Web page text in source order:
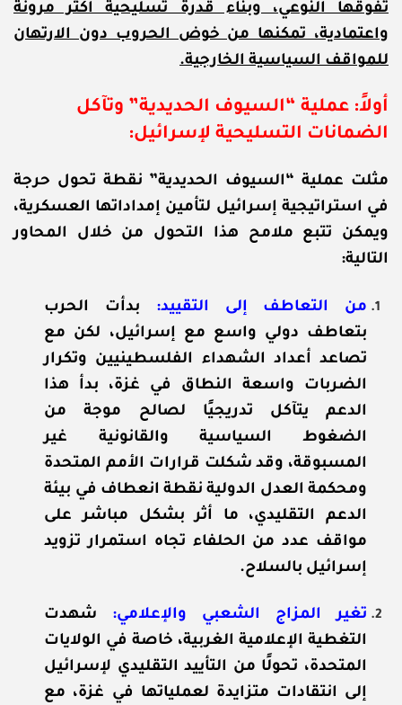
تفوقها النوعي، وبناء قدرة تسليحية أكثر مرونة
واعتمادية، تمكنها من خوض الحروب دون الارتهان
للمواقف السياسية الخارجية.
أولاً: عملية “السيوف الحديدية” وتآكل
الضمانات التسليحية لإسرائيل:
مثلت عملية “السيوف الحديدية” نقطة تحول حرجة
في استراتيجية إسرائيل لتأمين إمداداتها العسكرية،
ويمكن تتبع ملامح هذا التحول من خلال المحاور
التالية:
من التعاطف إلى التقييد: بدأت الحرب
بتعاطف دولي واسع مع إسرائيل، لكن مع
تصاعد أعداد الشهداء الفلسطينيين وتكرار
الضربات واسعة النطاق في غزة، بدأ هذا
الدعم يتآكل تدريجيًا لصالح موجة من
الضغوط السياسية والقانونية غير
المسبوقة، وقد شكلت قرارات الأمم المتحدة
ومحكمة العدل الدولية نقطة انعطاف في بيئة
الدعم التقليدي، ما أثر بشكل مباشر على
مواقف عدد من الحلفاء تجاه استمرار تزويد
إسرائيل بالسلاح.
تغير المزاج الشعبي والإعلامي: شهدت
التغطية الإعلامية الغربية، خاصة في الولايات
المتحدة، تحولًا من التأييد التقليدي لإسرائيل
إلى انتقادات متزايدة لعملياتها في غزة، مع